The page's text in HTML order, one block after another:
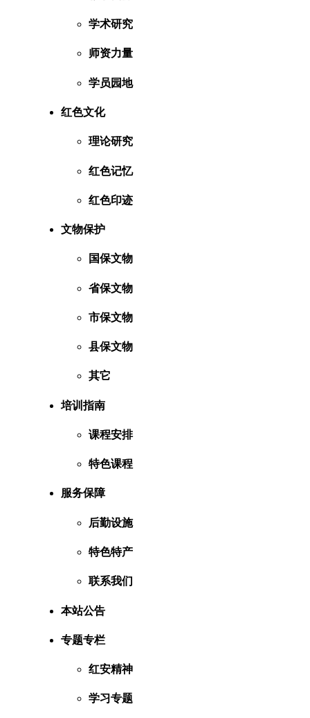
学术研究
师资力量
学员园地
红色文化
理论研究
红色记忆
红色印迹
文物保护
国保文物
省保文物
市保文物
县保文物
其它
培训指南
课程安排
特色课程
服务保障
后勤设施
特色特产
联系我们
本站公告
专题专栏
红安精神
学习专题